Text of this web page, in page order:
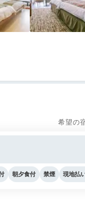
希望の
朝夕食付 禁煙 現地払